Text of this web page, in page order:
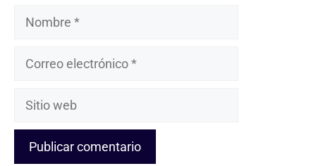
Nombre
Sitio